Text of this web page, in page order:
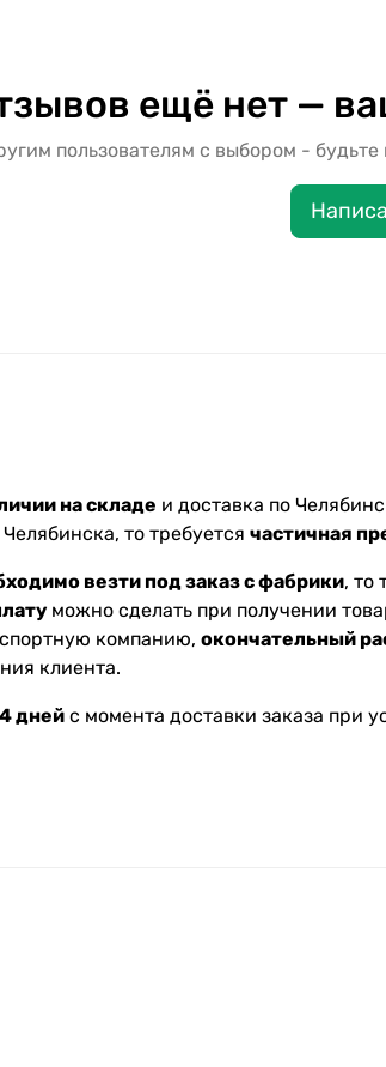
ещё нет —
пользователям с выбором -
на складе и доставка по
то требуется частичная
везти под заказ с фабрики, то
можно сделать при получении
компанию, окончательный
клиента.
дней с момента доставки заказа при